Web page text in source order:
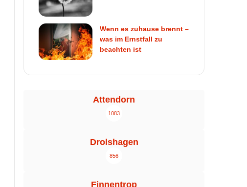
Wenn es zuhause brennt –
was im Ernstfall zu
beachten ist
Attendorn
1083
Drolshagen
856
Finnentrop